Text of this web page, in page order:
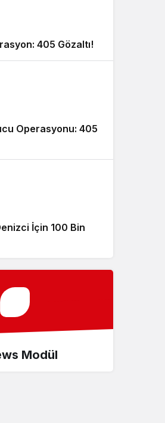
405 Gözaltı!
Operasyonu: 405
İçin 100 Bin
Modül